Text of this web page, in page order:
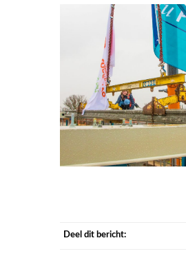
Deel dit bericht: